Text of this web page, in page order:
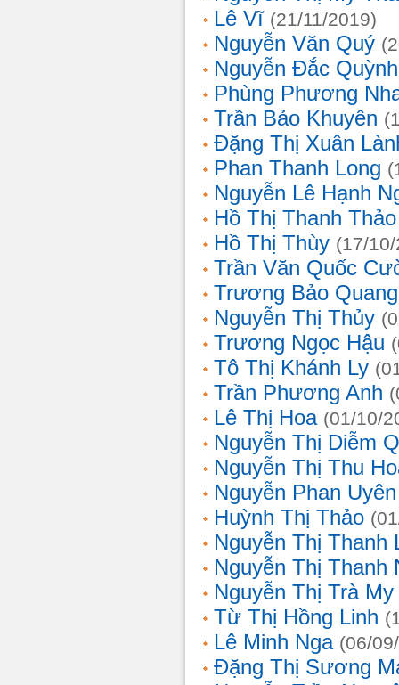
Lê Vĩ (21/11/2019)
Nguyễn Văn Quý
Nguyễn Đắc
Phùng Phương
Trần Bảo Khuyên
Đặng Thị Xuân
Phan Thanh Long
Nguyễn Lê Hạnh
Hồ Thị Thanh Thảo
Hồ Thị Thùy (17/
Trần Văn Quốc
Trương Bảo
Nguyễn Thị Thủy
Trương Ngọc Hậu
Tô Thị Khánh Ly
Trần Phương Anh
Lê Thị Hoa (01/10/
Nguyễn Thị Diễm
Nguyễn Thị Thu
Nguyễn Phan
Huỳnh Thị Thảo
Nguyễn Thị Thanh
Nguyễn Thị Thanh
Nguyễn Thị Trà My
Từ Thị Hồng Linh
Lê Minh Nga (06/
Đặng Thị Sương